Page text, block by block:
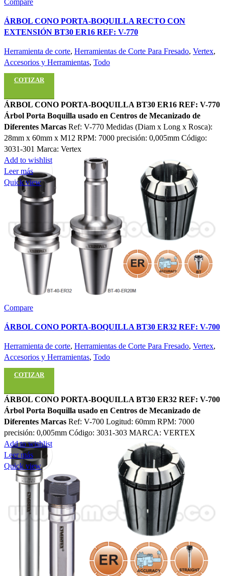
ÁRBOL CONO PORTA-BOQUILLA RECTO CON
EXTENSIÓN BT30 ER16 REF: V-770
Herramienta de corte, Herramientas de Corte Para Fresado, Vertex,
Accesorios y Herramientas, Todo
COTIZAR
ÁRBOL CONO PORTA-BOQUILLA BT30 ER16 REF: V-770
Árbol Porta Boquilla usado en Centros de Mecanizado de
Diferentes Marcas Ref: V-770 Medidas (Diam x Long x Rosca):
28mm x 60mm x M12 RPM: 7000 precisión: 0,005mm Código:
3031-301 Marca: Vertex
Add to wishlist
Leer más
Quick view
Compare
ÁRBOL CONO PORTA-BOQUILLA BT30 ER32 REF: V-700
Herramienta de corte, Herramientas de Corte Para Fresado, Vertex,
Accesorios y Herramientas, Todo
COTIZAR
ÁRBOL CONO PORTA-BOQUILLA BT30 ER32 REF: V-700
Árbol Porta Boquilla usado en Centros de Mecanizado de
Diferentes Marcas Ref: V-700 Logitud: 60mm RPM: 7000
precisión: 0,005mm Código: 3031-303 MARCA: VERTEX
Add to wishlist
Leer más
Quick view